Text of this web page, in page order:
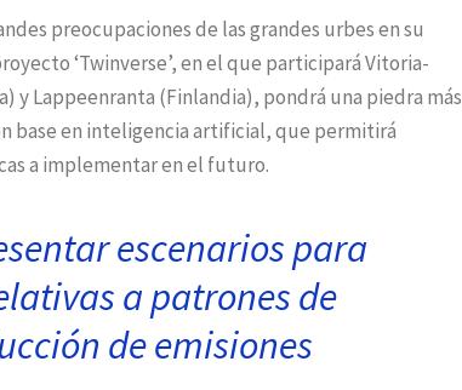
preocupaciones de las grandes urbes en su
‘Twinverse’, en el que participará Vitoria-
y Lappeenranta (Finlandia), pondrá una piedra más
base en inteligencia artificial, que permitirá
a implementar en el futuro.
escenarios para
a patrones de
de emisiones